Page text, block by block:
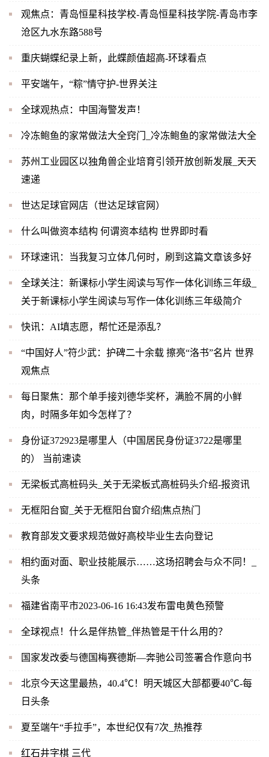
观焦点：青岛恒星科技学校-青岛恒星科技学院-青岛市李
沧区九水东路588号
重庆蝴蝶纪录上新，此蝶颜值超高-环球看点
平安端午，“粽”情守护-世界关注
全球观热点：中国海警发声！
冷冻鲍鱼的家常做法大全窍门_冷冻鲍鱼的家常做法大全
苏州工业园区以独角兽企业培育引领开放创新发展_天天
速递
世达足球官网店（世达足球官网）
什么叫做资本结构 何谓资本结构 世界即时看
环球速讯：当我复习立体几何时，刷到这篇文章该多好
全球关注：新课标小学生阅读与写作一体化训练三年级_
关于新课标小学生阅读与写作一体化训练三年级简介
快讯：AI填志愿，帮忙还是添乱？
“中国好人”符少武：护碑二十余载 擦亮“洛书”名片 世界
观焦点
每日聚焦：那个单手接刘德华奖杯，满脸不屑的小鲜
肉，时隔多年如今怎样了？
身份证372923是哪里人（中国居民身份证3722是哪里
的） 当前速读
无梁板式高桩码头_关于无梁板式高桩码头介绍-报资讯
无框阳台窗_关于无框阳台窗介绍|焦点热门
教育部发文要求规范做好高校毕业生去向登记
相约面对面、职业技能展示……这场招聘会与众不同！_
头条
福建省南平市2023-06-16 16:43发布雷电黄色预警
全球视点！什么是伴热管_伴热管是干什么用的？
国家发改委与德国梅赛德斯—奔驰公司签署合作意向书
北京今天这里最热，40.4℃！明天城区大部都要40℃-每
日头条
夏至端午“手拉手”，本世纪仅有7次_热推荐
红石井字棋 三代